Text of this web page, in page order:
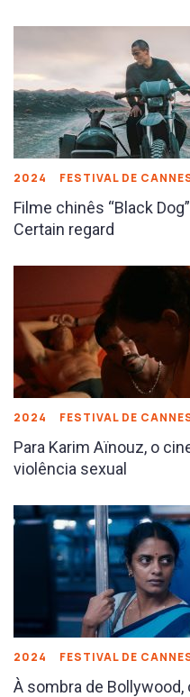
2024 FESTIVAL DE
Filme chinês “Black
Certain regard
2024 FESTIVAL DE
Para Karim Aïnouz, o
violência sexual
2024 FESTIVAL DE
À sombra de